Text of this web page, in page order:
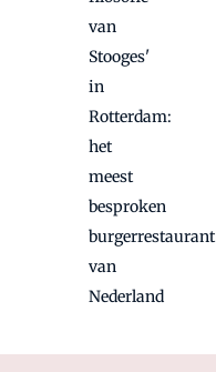
van
Stooges'
in
Rotterdam:
het
meest
besproken
burgerrestaurant
van
Nederland